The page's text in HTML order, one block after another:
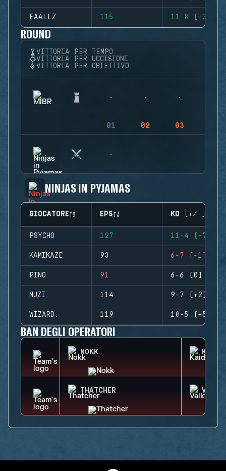
FAALLZ 115 11-8 (+3)
ROUND
VITTORIA PER TEMPO
VITTORIA PER UCCISIONI
VITTORIA PER OBIETTIVO
01 02 03
NINJAS IN PYJAMAS
GIOCATORE EPS KD (+/-)
PSYCHO 127 11-4 (+7)
KAMIKAZE 93 6-7 (-1)
PINO 91 6-6 (0)
MUZI 114 9-7 (+2)
WIZARD. 119 10-5 (+5)
BAN DEGLI OPERATORI
NOKK KAID
THATCHER